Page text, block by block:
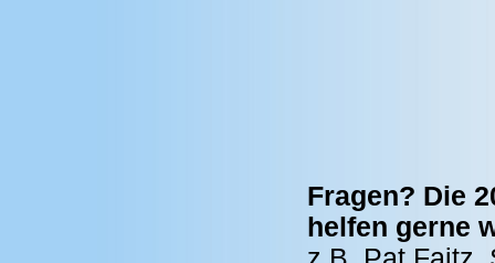
Fragen? Die
helfen gerne